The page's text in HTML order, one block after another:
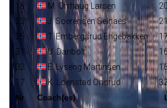
16
M. Orrhaug Larsen 20
23
J. Soerensen Selnaes
25
T. Embergsrud Engebakken
31
U. Danbolt 16
32
E. Lyseng Martinsen
17
K. Loenstad Onsrud
Nr Coach(es)